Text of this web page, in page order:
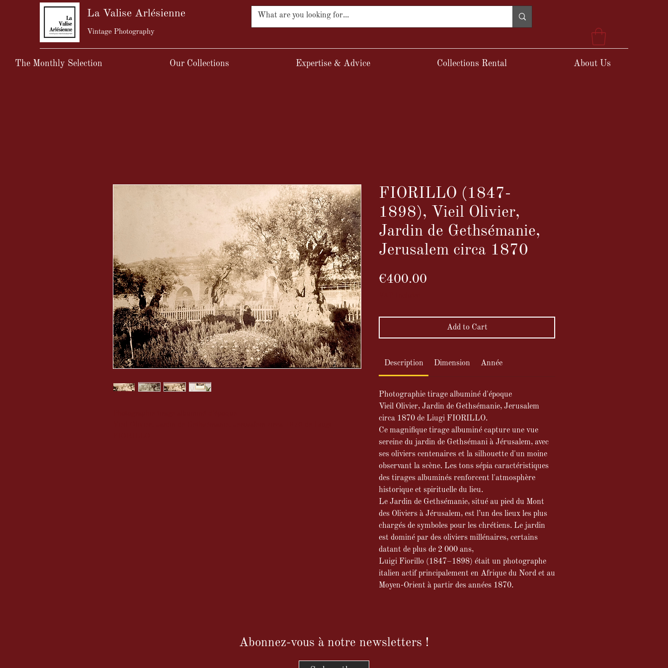
La Valise Arlésienne
Vintage Photography
The Monthly Selection Our Collections Expertise & Advice Collections Rental About Us
FIORILLO (1847-
1898), Vieil Olivier,
Jardin de Gethsémanie,
Jerusalem circa 1870
€400.00
Add to Cart
Description Dimension Année
Photographie tirage albuminé d'époque
Vieil Olivier, Jardin de Gethsémanie, Jerusalem
circa 1870 de Liugi FIORILLO.
Ce magnifique tirage albuminé capture une vue
sereine du jardin de Gethsémani à Jérusalem, avec
ses oliviers centenaires et la silhouette d'un moine
observant la scène. Les tons sépia caractéristiques
des tirages albuminés renforcent l'atmosphère
historique et spirituelle du lieu.
Le Jardin de Gethsémanie, situé au pied du Mont
des Oliviers à Jérusalem, est l’un des lieux les plus
chargés de symboles pour les chrétiens. Le jardin
est dominé par des oliviers millénaires, certains
datant de plus de 2 000 ans,
Luigi Fiorillo (1847–1898) était un photographe
italien actif principalement en Afrique du Nord et au
Moyen-Orient à partir des années 1870.
Abonnez-vous à notre newsletters !